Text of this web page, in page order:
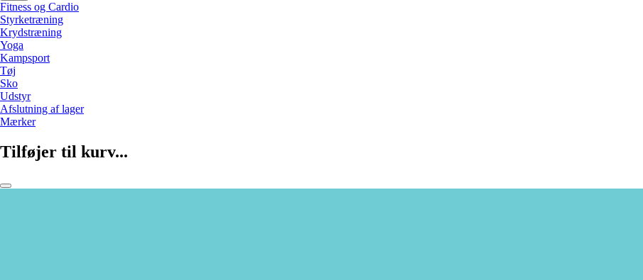
Fitness og Cardio
Styrketræning
Krydstræning
Yoga
Kampsport
Tøj
Sko
Udstyr
Afslutning af lager
Mærker
Tilføjer til kurv...